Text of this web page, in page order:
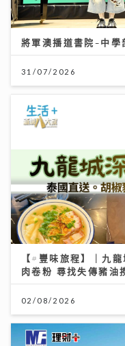
將軍澳播道書院-中學
31/07/2026
【#豐味旅程】｜九
肉卷粉 尋找失傳豬油
02/08/2026